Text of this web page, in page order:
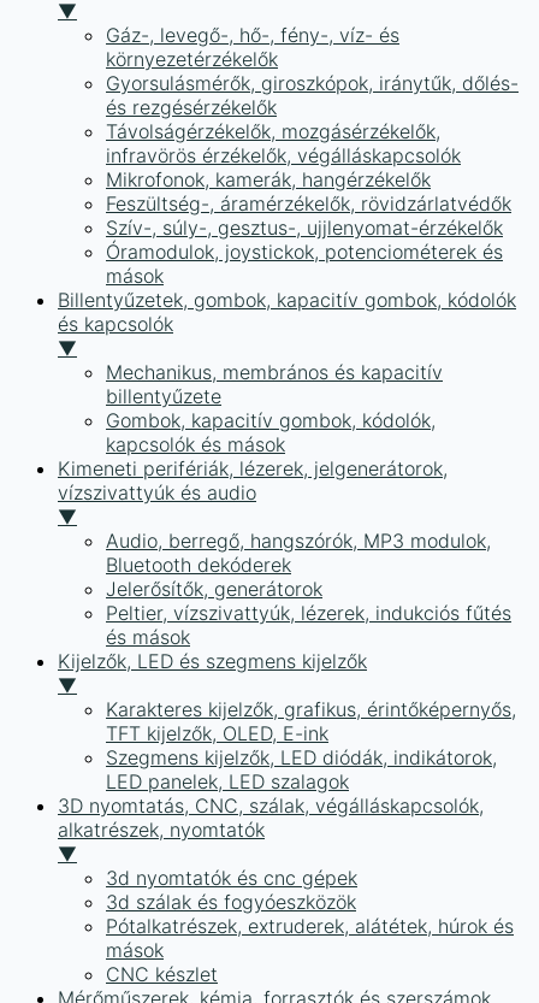
▼
Gáz-, levegő-, hő-, fény-, víz- és
környezetérzékelők
Gyorsulásmérők, giroszkópok, iránytűk, dőlés-
és rezgésérzékelők
Távolságérzékelők, mozgásérzékelők,
infravörös érzékelők, végálláskapcsolók
Mikrofonok, kamerák, hangérzékelők
Feszültség-, áramérzékelők, rövidzárlatvédők
Szív-, súly-, gesztus-, ujjlenyomat-érzékelők
Óramodulok, joystickok, potenciométerek és
mások
Billentyűzetek, gombok, kapacitív gombok, kódolók
és kapcsolók
▼
Mechanikus, membrános és kapacitív
billentyűzete
Gombok, kapacitív gombok, kódolók,
kapcsolók és mások
Kimeneti perifériák, lézerek, jelgenerátorok,
vízszivattyúk és audio
▼
Audio, berregő, hangszórók, MP3 modulok,
Bluetooth dekóderek
Jelerősítők, generátorok
Peltier, vízszivattyúk, lézerek, indukciós fűtés
és mások
Kijelzők, LED és szegmens kijelzők
▼
Karakteres kijelzők, grafikus, érintőképernyős,
TFT kijelzők, OLED, E-ink
Szegmens kijelzők, LED diódák, indikátorok,
LED panelek, LED szalagok
3D nyomtatás, CNC, szálak, végálláskapcsolók,
alkatrészek, nyomtatók
▼
3d nyomtatók és cnc gépek
3d szálak és fogyóeszközök
Pótalkatrészek, extruderek, alátétek, húrok és
mások
CNC készlet
Mérőműszerek, kémia, forrasztók és szerszámok